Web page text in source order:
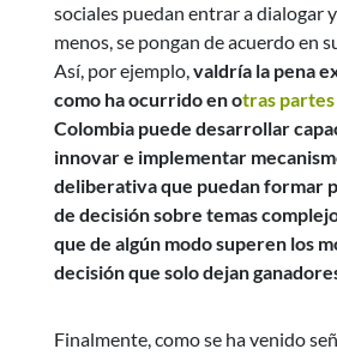
sociales puedan entrar a dialogar
menos, se pongan de acuerdo en
Así, por ejemplo,valdría la pena
como ha ocurrido en otras
Colombia puede desarrollar
innovar e implementar
deliberativa que puedan formar
de decisión sobre temas
que de algún modo superen los
decisión que solo dejan
Finalmente, como se ha venido